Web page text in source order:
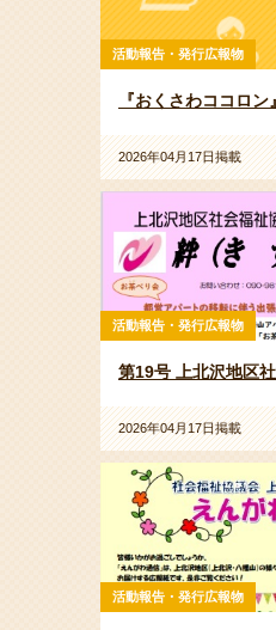
活動報告・発行広報物
『おくさわココロ
2026年04月17日掲載
活動報告・発行広報物
第19号 上北沢地区
2026年04月17日掲載
活動報告・発行広報物